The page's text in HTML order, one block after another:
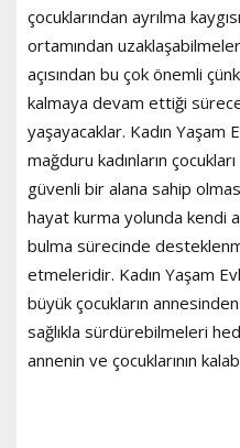
çocuklarından ayrılma
ortamından
açısından bu çok önemli
kalmaya devam ettiği
yaşayacaklar. Kadın Yaşam
mağduru kadınların
güvenli bir alana sahip
hayat kurma yolunda kendi
bulma sürecinde
etmeleridir. Kadın Yaşam
büyük çocukların
sağlıkla sürdürebilmeleri
annenin ve çocuklarının